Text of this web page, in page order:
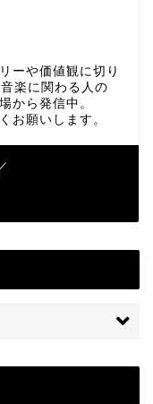
ーや価値観に切り
楽に関わる人の
から発信中。
願いします。